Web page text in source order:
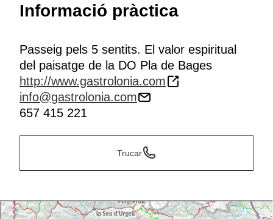
Informació pràctica
Passeig pels 5 sentits. El valor espiritual
del paisatge de la DO Pla de Bages
http://www.gastrolonia.com
info@gastrolonia.com
657 415 221
Trucar